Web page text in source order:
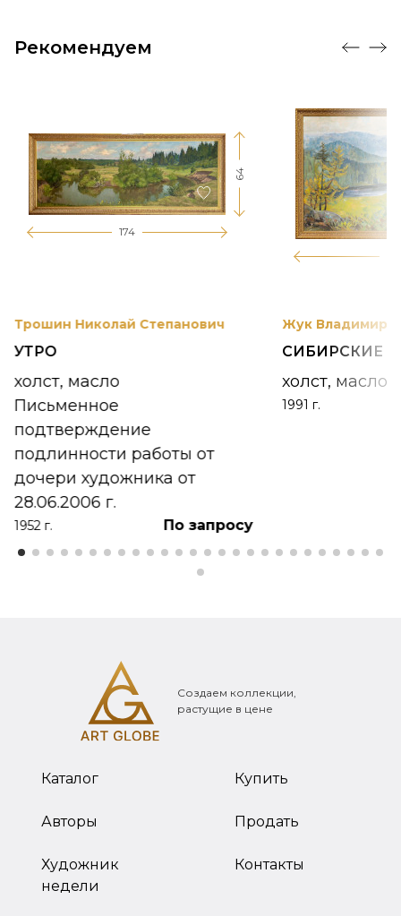
Рекомендуем
174
64
Трошин Николай Степанович
УТРО
холст, масло
Письменное
подтверждение
подлинности работы от
дочери художника от
28.06.2006 г.
1952 г. По запросу
Жук Владимир
СИБИРСКИЕ
холст, масло
1991 г.
Создаем коллекции,
растущие в цене
Каталог
Авторы
Художник
недели
Купить
Продать
Контакты